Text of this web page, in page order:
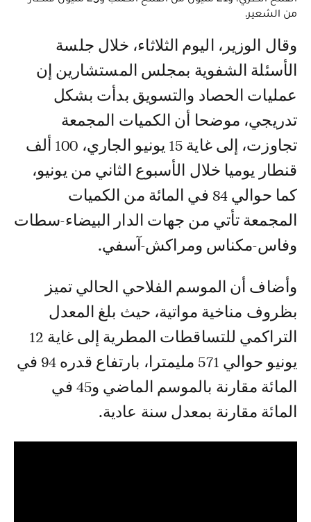
من الشعير.
وقال الوزير، اليوم الثلاثاء، خلال جلسة
الأسئلة الشفوية بمجلس المستشارين إن
عمليات الحصاد والتسويق بدأت بشكل
تدريجي، موضحا أن الكميات المجمعة
تجاوزت، إلى غاية 15 يونيو الجاري، 100 ألف
قنطار يوميا خلال الأسبوع الثاني من يونيو،
كما حوالي 84 في المائة من الكميات
المجمعة تأتي من جهات الدار البيضاء-سطات
وفاس-مكناس ومراكش-آسفي.
وأضاف أن الموسم الفلاحي الحالي تميز
بظروف مناخية مواتية، حيث بلغ المعدل
التراكمي للتساقطات المطرية إلى غاية 12
يونيو حوالي 571 مليمترا، بارتفاع قدره 94 في
المائة مقارنة بالموسم الماضي و45 في
المائة مقارنة بمعدل سنة عادية.